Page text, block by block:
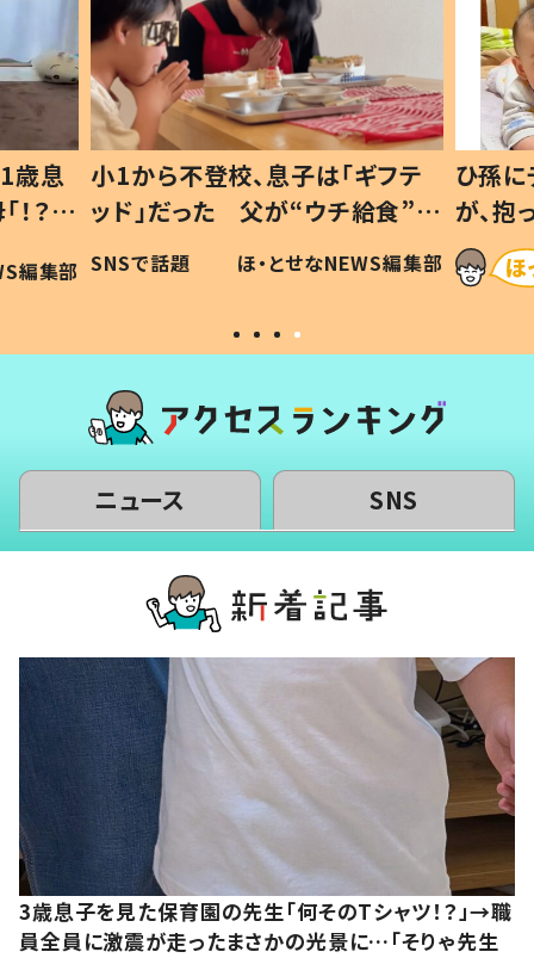
歳息
？」
編集部
小1から不登校、息子は「ギフテ
ッド」だった 父が“ウチ給食”を
作り続ける理由とは #令和の親
#令和の子
SNSで話題 ほ・とせなNEWS編集部
ひ孫
が、
「涙が
い」
ニュース SNS
3歳息子を見た保育園の先生「何そのTシャツ！？」→職
員全員に激震が走ったまさかの光景に…「そりゃ先生